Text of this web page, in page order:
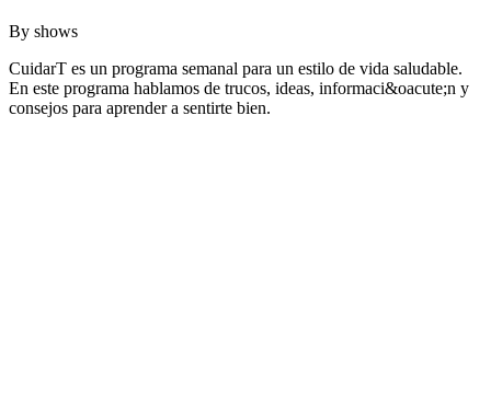
By shows
CuidarT es un programa semanal para un estilo de vida saludable.
En este programa hablamos de trucos, ideas, informaci&oacute;n y
consejos para aprender a sentirte bien.